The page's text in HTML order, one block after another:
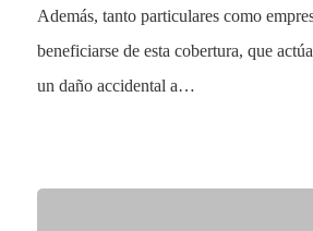
Además, tanto particulares como
beneficiarse de esta cobertura, que
un daño accidental a…